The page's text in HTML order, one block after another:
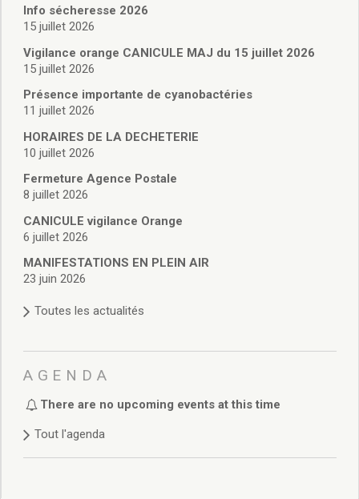
Affaires Scolaires
Vie associative
Police Municipale/règlementation
Cimetière/réglementation funéraire
Services en ligne
Licences boissons
Cadastre
Actes d’état civil
Budget de Fonctionnement
Budget d’Investissement
Conseils municipaux
Règlement du conseil municipal
Délibérations 2025
Délibérations 2022
Délibérations 2021
Délibérations 2020
Délibérations 2019
Délibérations 2018
Info sécheresse 2026
15 juillet 2026
Vigilance orange CANICULE MAJ du 15 juillet 2026
15 juillet 2026
Présence importante de cyanobactéries
11 juillet 2026
HORAIRES DE LA DECHETERIE
10 juillet 2026
Fermeture Agence Postale
8 juillet 2026
CANICULE vigilance Orange
6 juillet 2026
MANIFESTATIONS EN PLEIN AIR
23 juin 2026
Toutes les actualités
AGENDA
There are no upcoming events at this time
Tout l'agenda